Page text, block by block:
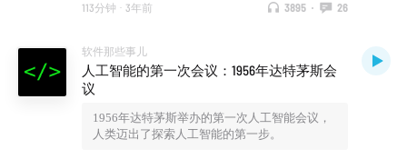
113分钟 · 3年前 3895 · 26
软件那些事儿
人工智能的第一次会议：1956年达特茅斯会
议
1956年达特茅斯举办的第一次人工智能会议，
人类迈出了探索人工智能的第一步。